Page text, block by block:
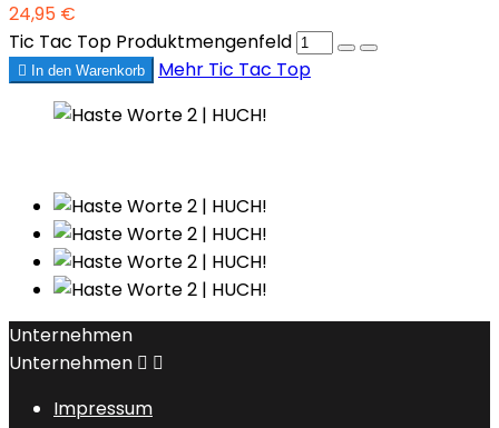
24,95 €
Tic Tac Top Produktmengenfeld
 In den Warenkorb Mehr Tic Tac Top
Unternehmen
Unternehmen  
Impressum